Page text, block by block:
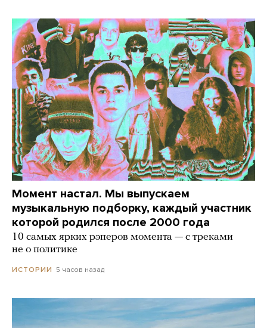
Момент настал. Мы выпускаем
музыкальную подборку, каждый участник
которой родился после 2000 года
10 самых ярких рэперов момента — с треками
не о политике
ИСТОРИИ 5 часов назад